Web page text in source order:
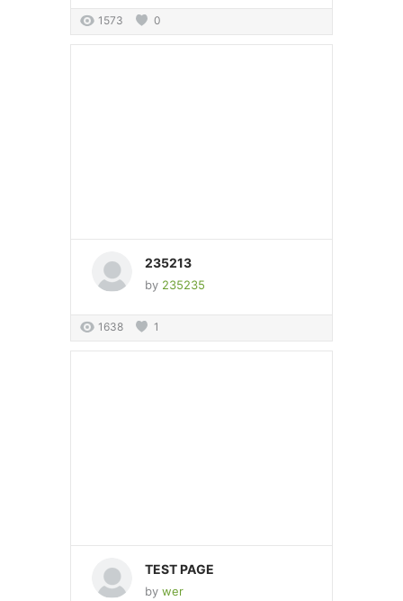
1573 0
235213
by 235235
1638 1
TEST PAGE
by wer